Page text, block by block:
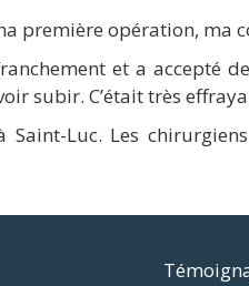
première opération, ma
et a accepté
subir. C’était très
Luc. Les